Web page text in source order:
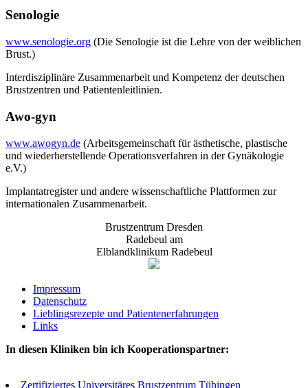
Senologie
www.senologie.org (Die Senologie ist die Lehre von der weiblichen
Brust.)
Interdisziplinäre Zusammenarbeit und Kompetenz der deutschen
Brustzentren und Patientenleitlinien.
Awo-gyn
www.awogyn.de (Arbeitsgemeinschaft für ästhetische, plastische
und wiederherstellende Operationsverfahren in der Gynäkologie
e.V.)
Implantatregister und andere wissenschaftliche Plattformen zur
internationalen Zusammenarbeit.
Brustzentrum Dresden
Radebeul am
Elblandklinikum Radebeul
Impressum
Datenschutz
Lieblingsrezepte und Patientenerfahrungen
Links
In diesen Kliniken bin ich Kooperationspartner:
Zertifiziertes Universitäres Brustzentrum Tübingen